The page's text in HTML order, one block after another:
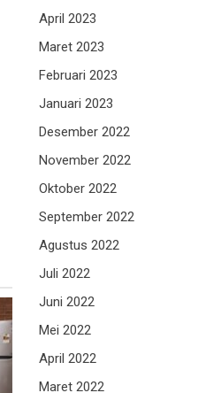
April 2023
Maret 2023
Februari 2023
Januari 2023
Desember 2022
November 2022
Oktober 2022
September 2022
Agustus 2022
Juli 2022
Juni 2022
Mei 2022
April 2022
Maret 2022